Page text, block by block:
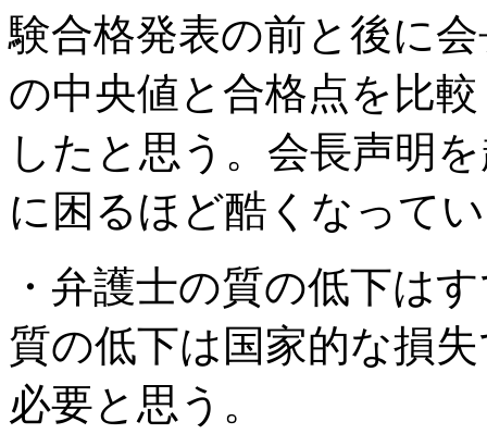
験合格発表の前と後に
の中央値と合格点を比
したと思う。会長声明
に困るほど酷くなって
・弁護士の質の低下は
質の低下は国家的な損
必要と思う。